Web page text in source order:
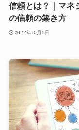
信頼とは？｜マネ
の信頼の築き方
2022年10月5日